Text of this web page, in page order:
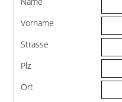
Vorname
Strasse
Plz
Ort